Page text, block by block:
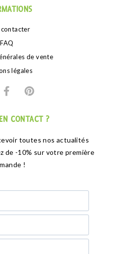
contacter
FAQ
de vente
légales
CONTACT ?
toutes nos actualités
de -10% sur votre première
!